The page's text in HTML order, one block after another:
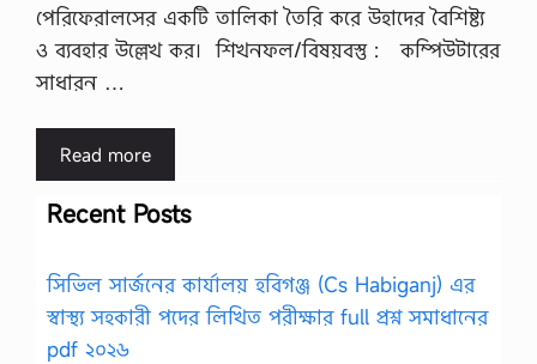
পেরিফেরালসের একটি তালিকা তৈরি করে উহাদের বৈশিষ্ট্য
ও ব্যবহার উল্লেখ কর। শিখনফল/বিষয়বস্তু : কম্পিউটারের
সাধারন …
Read more
Recent Posts
সিভিল সার্জনের কার্যালয় হবিগঞ্জ (Cs Habiganj) এর
স্বাস্থ্য সহকারী পদের লিখিত পরীক্ষার full প্রশ্ন সমাধানের
pdf ২০২৬